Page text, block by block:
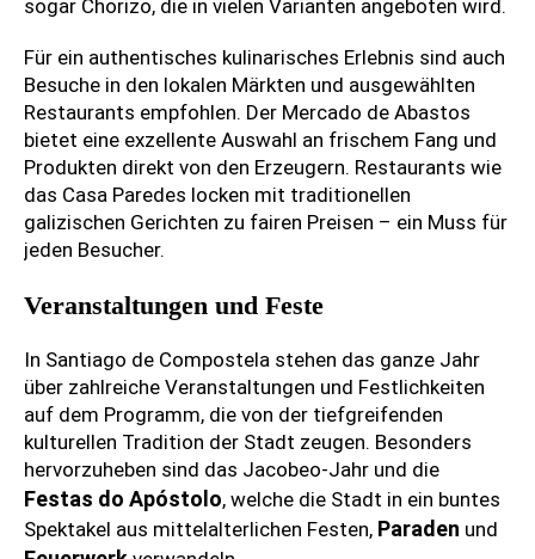
sogar Chorizo, die in vielen Varianten angeboten wird.
Für ein authentisches kulinarisches Erlebnis sind auch
Besuche in den lokalen Märkten und ausgewählten
Restaurants empfohlen. Der Mercado de Abastos
bietet eine exzellente Auswahl an frischem Fang und
Produkten direkt von den Erzeugern. Restaurants wie
das Casa Paredes locken mit traditionellen
galizischen Gerichten zu fairen Preisen – ein Muss für
jeden Besucher.
Veranstaltungen und Feste
In Santiago de Compostela stehen das ganze Jahr
über zahlreiche Veranstaltungen und Festlichkeiten
auf dem Programm, die von der tiefgreifenden
kulturellen Tradition der Stadt zeugen. Besonders
hervorzuheben sind das Jacobeo-Jahr und die
Festas do Apóstolo, welche die Stadt in ein buntes
Spektakel aus mittelalterlichen Festen, Paraden und